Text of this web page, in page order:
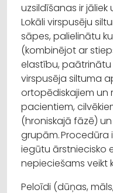
uzsildīšanas ir
Lokāli virspusēju
sāpes, palielinātu
(kombinējot ar
elastību, paātrinātu
virspusēja siltuma
ortopēdiskajiem un
pacientiem,
(hroniskajā fāzē)
grupām. Procedūra
iegūtu ārstniecisko
nepieciešams veikt
Peloīdi (dūņas,